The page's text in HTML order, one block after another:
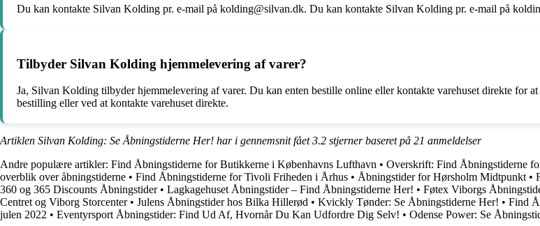
Du kan kontakte Silvan Kolding pr. e-mail på kolding@silvan.dk. Du kan kontakte Silvan Kolding pr. e-mail på
Tilbyder Silvan Kolding hjemmelevering af varer?
Ja, Silvan Kolding tilbyder hjemmelevering af varer. Du kan enten bestille online eller kontakte varehuset direkte for
bestilling eller ved at kontakte varehuset direkte.
Artiklen Silvan Kolding: Se Åbningstiderne Her! har i gennemsnit fået3.2 stjerner baseret på 21 anmeldelser
Andre populære artikler: Find Åbningstiderne for Butikkerne i Københavns Lufthavn • Overskrift: Find Åbningstiderne
overblik over åbningstiderne • Find Åbningstiderne for Tivoli Friheden i Århus • Åbningstider for Hørsholm Midtpunkt •
360 og 365 Discounts Åbningstider• Lagkagehuset Åbningstider – Find Åbningstiderne Her! • Føtex Viborgs
Centret og Viborg Storcenter• Julens Åbningstider hos Bilka Hillerød • Kvickly Tønder: Se Åbningstiderne Her! • Find
julen 2022 • Eventyrsport Åbningstider: Find Ud Af, Hvornår Du Kan Udfordre Dig Selv! • Odense Power: Se